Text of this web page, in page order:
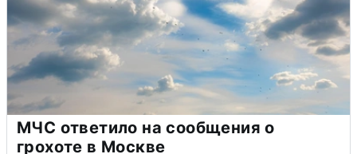
МЧС ответило на сообщения о
грохоте в Москве